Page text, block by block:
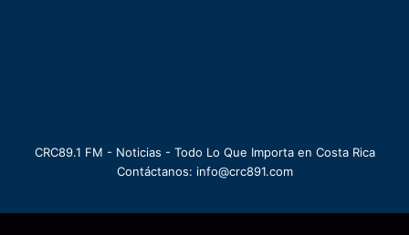
CRC89.1 FM - Noticias - Todo Lo Que Importa en Costa Rica
Contáctanos: info@crc891.com